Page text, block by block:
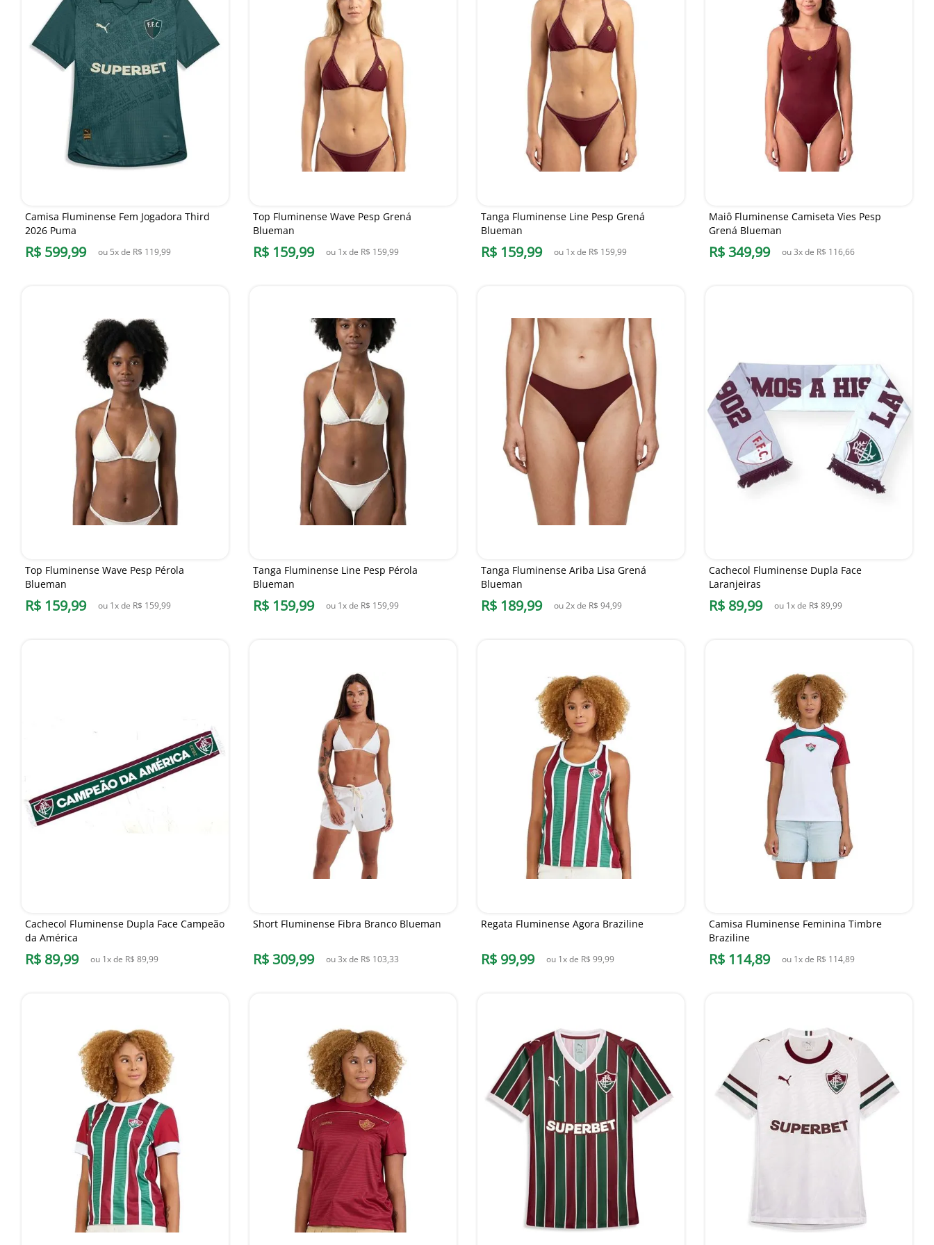
Camisa Fluminense Fem Jogadora Third
2026 Puma
R$ 599,99 ou 5x de R$ 119,99
Top Fluminense Wave Pesp Grená
Blueman
R$ 159,99 ou 1x de R$ 159,99
Tanga Fluminense Line Pesp Grená
Blueman
R$ 159,99 ou 1x de R$ 159,99
Maiô Fluminense Camiseta Vies Pesp
Grená Blueman
R$ 349,99 ou3x de R$ 116,66
Top Fluminense Wave Pesp Pérola
Blueman
R$ 159,99 ou 1x de R$ 159,99
Tanga Fluminense Line Pesp Pérola
Blueman
R$ 159,99 ou 1x de R$ 159,99
Tanga Fluminense Ariba Lisa Grená
Blueman
R$ 189,99 ou2x de R$ 94,99
Cachecol Fluminense Dupla Face
Laranjeiras
R$ 89,99 ou 1x de R$ 89,99
Cachecol Fluminense Dupla Face Campeão
da América
R$ 89,99 ou 1x de R$ 89,99
Short Fluminense Fibra Branco Blueman
R$ 309,99 ou3x de R$ 103,33
Regata Fluminense Agora Braziline
R$ 99,99 ou 1x de R$ 99,99
Camisa Fluminense Feminina Timbre
Braziline
R$ 114,89 ou 1x de R$ 114,89